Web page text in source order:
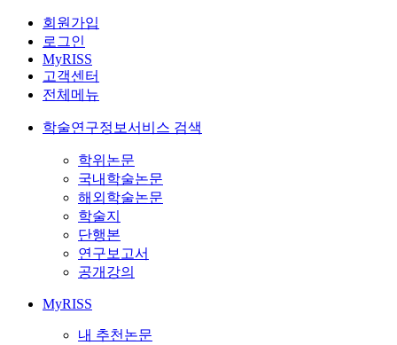
회원가입
로그인
MyRISS
고객센터
전체메뉴
학술연구정보서비스 검색
학위논문
국내학술논문
해외학술논문
학술지
단행본
연구보고서
공개강의
MyRISS
내 추천논문